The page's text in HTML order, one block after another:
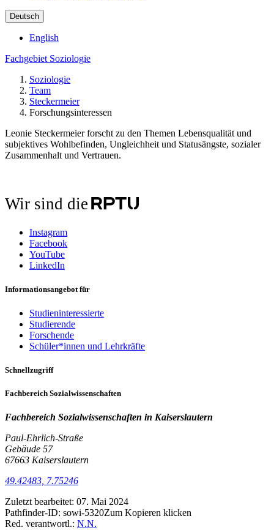
Deutsch
English
Fachgebiet Soziologie
Soziologie
Team
Steckermeier
Forschungsinteressen
Leonie Steckermeier forscht zu den Themen Lebensqualität und
subjektives Wohlbefinden, Ungleichheit und Statusängste, sozialer
Zusammenhalt und Vertrauen.
Wir sind die
Instagram
Facebook
YouTube
LinkedIn
Informationsangebot für
Studieninteressierte
Studierende
Forschende
Schüler*innen und Lehrkräfte
Schnellzugriff
Fachbereich Sozialwissenschaften
Fachbereich Sozialwissenschaften in Kaiserslautern
Paul-Ehrlich-Straße
Gebäude 57
67663 Kaiserslautern
49.42483, 7.75246
Zuletzt bearbeitet: 07. Mai 2024
Pathfinder-ID: sowi-5320Zum Kopieren klicken
Red. verantwortl.: N.N.